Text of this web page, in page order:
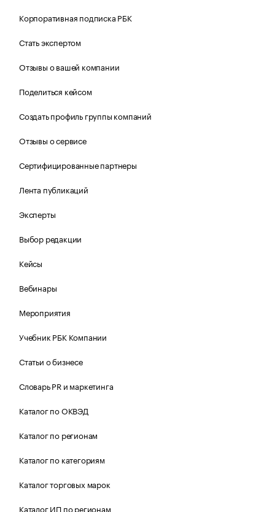
Корпоративная подписка РБК
Стать экспертом
Отзывы о вашей компании
Поделиться кейсом
Создать профиль группы компаний
Отзывы о сервисе
Сертифицированные партнеры
Лента публикаций
Эксперты
Выбор редакции
Кейсы
Вебинары
Мероприятия
Учебник РБК Компании
Статьи о бизнесе
Словарь PR и маркетинга
Каталог по ОКВЭД
Каталог по регионам
Каталог по категориям
Каталог торговых марок
Каталог ИП по регионам